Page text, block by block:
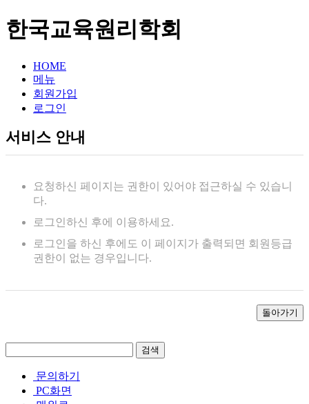
한국교육원리학회
HOME
메뉴
회원가입
로그인
서비스 안내
요청하신 페이지는 권한이 있어야 접근하실 수 있습니
다.
로그인하신 후에 이용하세요.
로그인을 하신 후에도 이 페이지가 출력되면 회원등급
권한이 없는 경우입니다.
문의하기
PC화면